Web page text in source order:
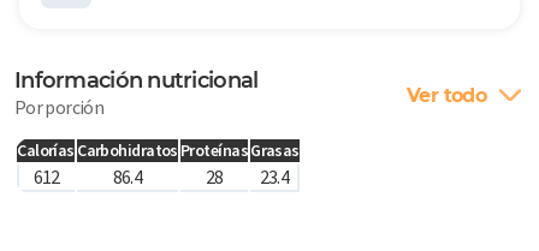
Información nutricional
Por porción Ver todo
Calorías Carbohidratos ProteínasGrasas
612 86.4 28 23.4